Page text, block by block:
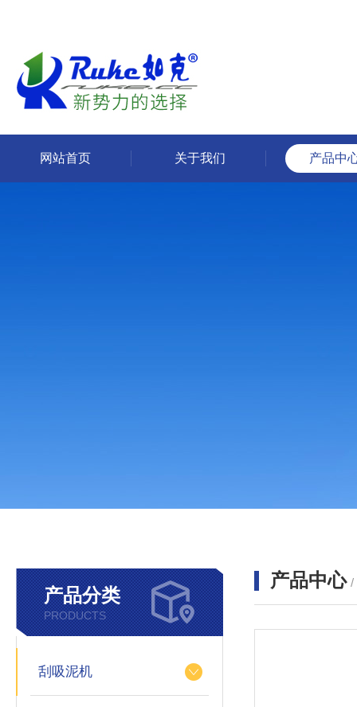
网站首页 关于我们 产品中
产品分类
PRODUCTS
刮吸泥机
产品中心 /